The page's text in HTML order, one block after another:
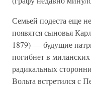
Семьей подеста еще
появятся сыновья
1879) — будущие
погибнет в
радикальных
Вольта встретился с